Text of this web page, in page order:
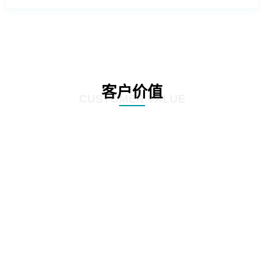
客户价值
CUSTOMER VALUE